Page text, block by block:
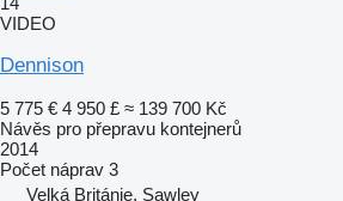
VIDEO
Dennison
5 775 € 4 950 £ ≈ 139 700 Kč
Návěs pro přepravu kontejnerů
2014
Počet náprav 3
Velká Británie, Sawley